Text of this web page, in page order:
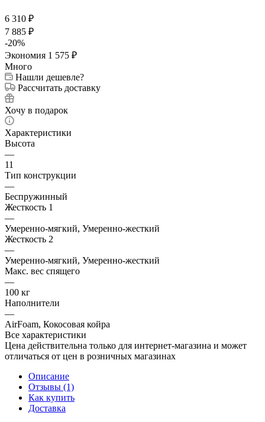
6 310 ₽
7 885 ₽
-20%
Экономия 1 575 ₽
Много
Нашли дешевле?
Рассчитать доставку
Хочу в подарок
Характеристики
Высота
—
11
Тип конструкции
—
Беспружинный
Жесткость 1
—
Умеренно-мягкий, Умеренно-жесткий
Жесткость 2
—
Умеренно-мягкий, Умеренно-жесткий
Макс. вес спящего
—
100 кг
Наполнители
—
AirFoam, Кокосовая койра
Все характеристики
Цена действительна только для интернет-магазина и может
отличаться от цен в розничных магазинах
Описание
Отзывы (1)
Как купить
Доставка